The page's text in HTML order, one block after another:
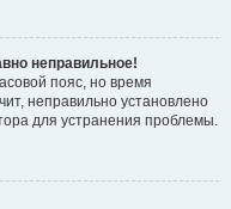
неправильное!
пояс, но время
неправильно установлено
для устранения проблемы.